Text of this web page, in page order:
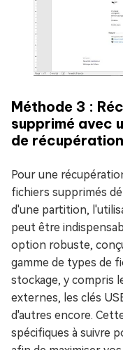
Méthode 3 :
supprimé avec
de
Pour une
fichiers supprimés
d'une partition,
peut être
option robuste,
gamme de types de
stockage, y compris
externes, les clés
d'autres encore.
spécifiques à suivre